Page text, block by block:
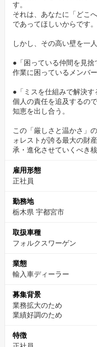
✅第二の創業メンバー
今回の募集は、ただの「増
新しい店舗の歴史を、ゼロ
「以前はこうだった」とい
げていく。
そのプロセスに携われるの
✅【まずはWebカジ
履歴書や職務経歴書の準備
スーツも不要です。リラッ
▼カジュアル面談のご予約
※URLをコピー＆ペースト
（「応募する」ボタンから
す！）
す。
それは、あなたに「どこ
であってほしいからです。
しかし、その高い壁を一
●「困っている仲間を見捨
作業に困っているメンバ
●「ミスを仕組みで解決す
個人の責任を追及するの
知恵を出し合う。
この「厳しさと温かさ」
ォレストが誇る最大の財
承・進化させていくべき核
雇用形態
正社員
勤務地
栃木県 宇都宮市
取扱車種
フォルクスワーゲン
業態
輸入車ディーラー
募集背景
業務拡大のため
業績好調のため
特徴